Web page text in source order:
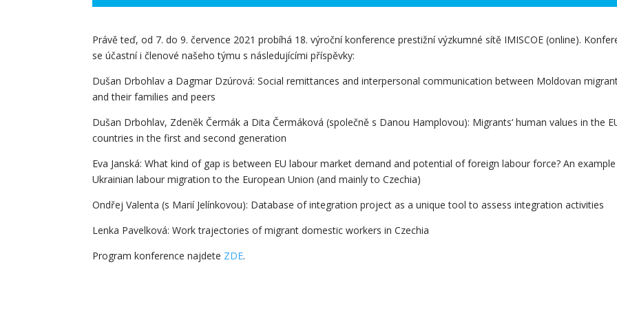
Právě teď, od 7. do 9. července 2021 probíhá 18. výroční konference prestižní výzkumné sítě IMISCOE (online).
se účastní i členové našeho týmu s následujícími příspěvky:
Dušan Drbohlav a Dagmar Dzúrová: Social remittances and interpersonal communication between Moldovan
and their families and peers
Dušan Drbohlav, Zdeněk Čermák a Dita Čermáková (společně s Danou Hamplovou): Migrants‘ human values in the
countries in the first and second generation
Eva Janská: What kind of gap is between EU labour market demand and potential of foreign labour force? An
Ukrainian labour migration to the European Union (and mainly to Czechia)
Ondřej Valenta (s Marií Jelínkovou): Database of integration project as a unique tool to assess integration activities
Lenka Pavelková: Work trajectories of migrant domestic workers in Czechia
Program konference najdete ZDE.